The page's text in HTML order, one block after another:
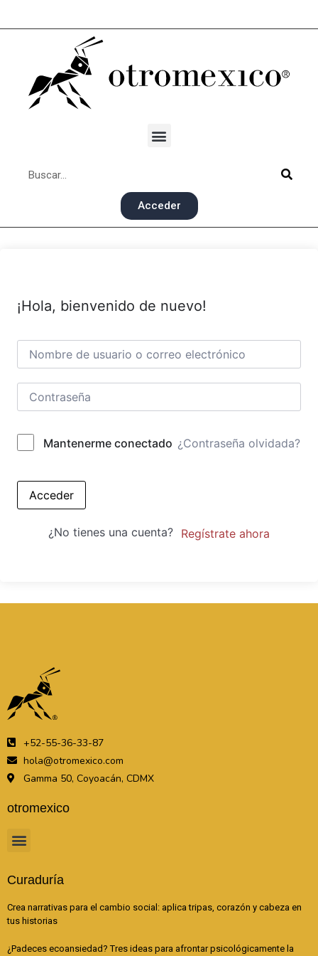
Acceder
¡Hola, bienvenido de nuevo!
Mantenerme conectado ¿Contraseña olvidada?
Acceder
¿No tienes una cuenta? Regístrate ahora
+52-55-36-33-87
hola@otromexico.com
Gamma 50, Coyoacán, CDMX
otromexico
Curaduría
Crea narrativas para el cambio social: aplica tripas, corazón y cabeza en
tus historias
¿Padeces ecoansiedad? Tres ideas para afrontar psicológicamente la